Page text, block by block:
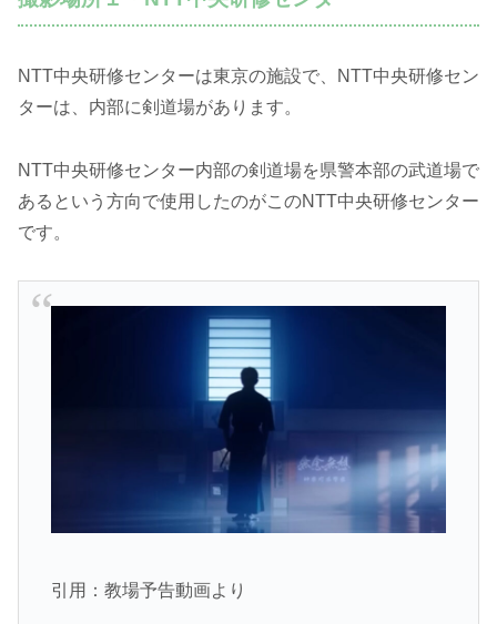
NTT中央研修センターは東京の施設で、NTT中央研修セン
ターは、内部に剣道場があります。
NTT中央研修センター内部の剣道場を県警本部の武道場で
あるという方向で使用したのがこのNTT中央研修センター
です。
引用：教場予告動画より